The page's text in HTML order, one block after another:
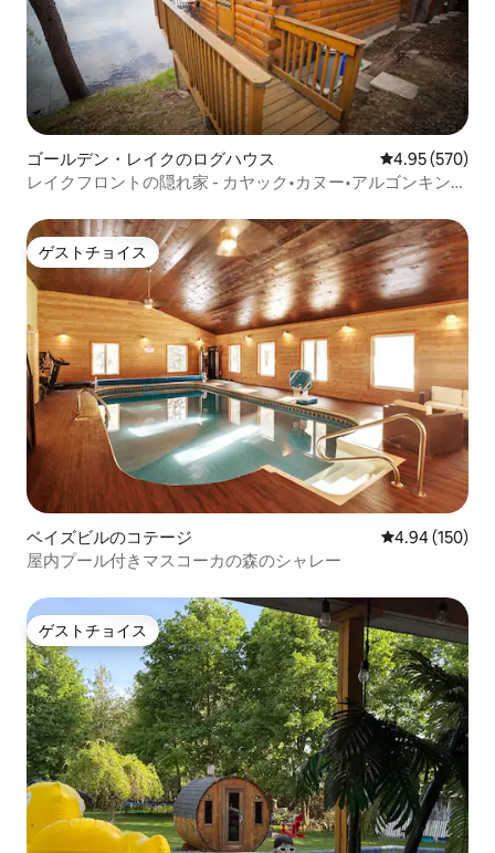
ゴールデン・レイクのログハウス レビュー570
4.95 (570)
レイクフロントの隠れ家 - カヤック•カヌー•アルゴンキンパ
ゲストチョイス
ゲストチョイス
ベイズビルのコテージ レビュー150
4.94 (150)
屋内プール付きマスコーカの森のシャレー
ゲストチョイス
ゲストチョイス